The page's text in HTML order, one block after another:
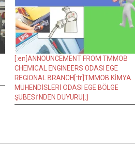
[:en]ANNOUNCEMENT FROM TMMOB
CHEMICAL ENGINEERS ODASI EGE
REGIONAL BRANCH[:tr]TMMOB KİMYA
MÜHENDİSLERİ ODASI EGE BÖLGE
ŞUBESİ’NDEN DUYURU[:]